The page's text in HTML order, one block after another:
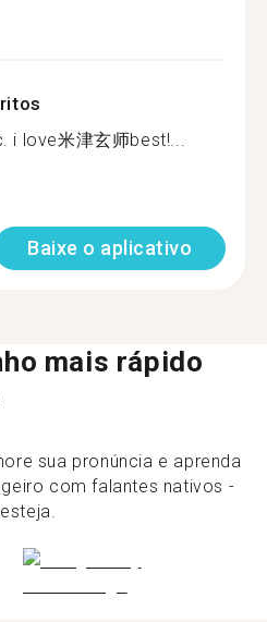
i love米津玄师best!...
Baixe o aplicativo
mais rápido
sua pronúncia e aprenda
com falantes nativos -